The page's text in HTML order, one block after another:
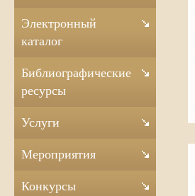
Электронный
каталог
Библиографические
ресурсы
Услуги
Мероприятия
Конкурсы